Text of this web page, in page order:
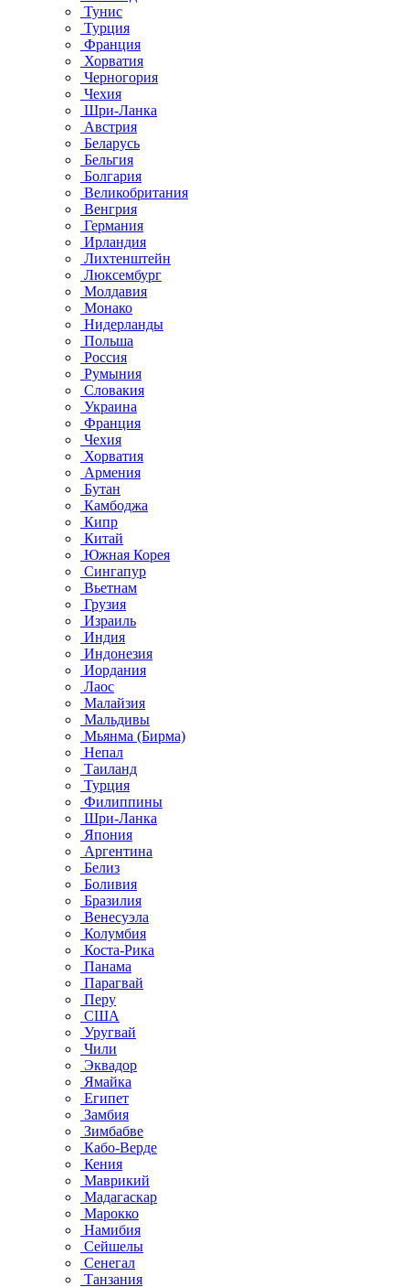
Тунис
Турция
Франция
Хорватия
Черногория
Чехия
Шри-Ланка
Австрия
Беларусь
Бельгия
Болгария
Великобритания
Венгрия
Германия
Ирландия
Лихтенштейн
Люксембург
Молдавия
Монако
Нидерланды
Польша
Россия
Румыния
Словакия
Украина
Франция
Чехия
Хорватия
Армения
Бутан
Камбоджа
Кипр
Китай
Южная Корея
Сингапур
Вьетнам
Грузия
Израиль
Индия
Индонезия
Иордания
Лаос
Малайзия
Мальдивы
Мьянма (Бирма)
Непал
Таиланд
Турция
Филиппины
Шри-Ланка
Япония
Аргентина
Белиз
Боливия
Бразилия
Венесуэла
Колумбия
Коста-Рика
Панама
Парагвай
Перу
США
Уругвай
Чили
Эквадор
Ямайка
Египет
Замбия
Зимбабве
Кабо-Верде
Кения
Маврикий
Мадагаскар
Марокко
Намибия
Сейшелы
Сенегал
Танзания